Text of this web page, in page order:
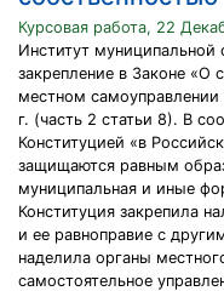
Курсовая работа, 22
Институт муниципальной
закрепление в Законе «О
местном
г. (часть 2 статьи 8). В
Конституцией «в
защищаются равным
муниципальная и иные
Конституция закрепила
и ее равноправие с
наделила органы
самостоятельное